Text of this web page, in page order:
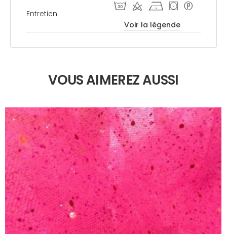
Entretien
T d h ( *
Voir la légende
VOUS AIMEREZ AUSSI